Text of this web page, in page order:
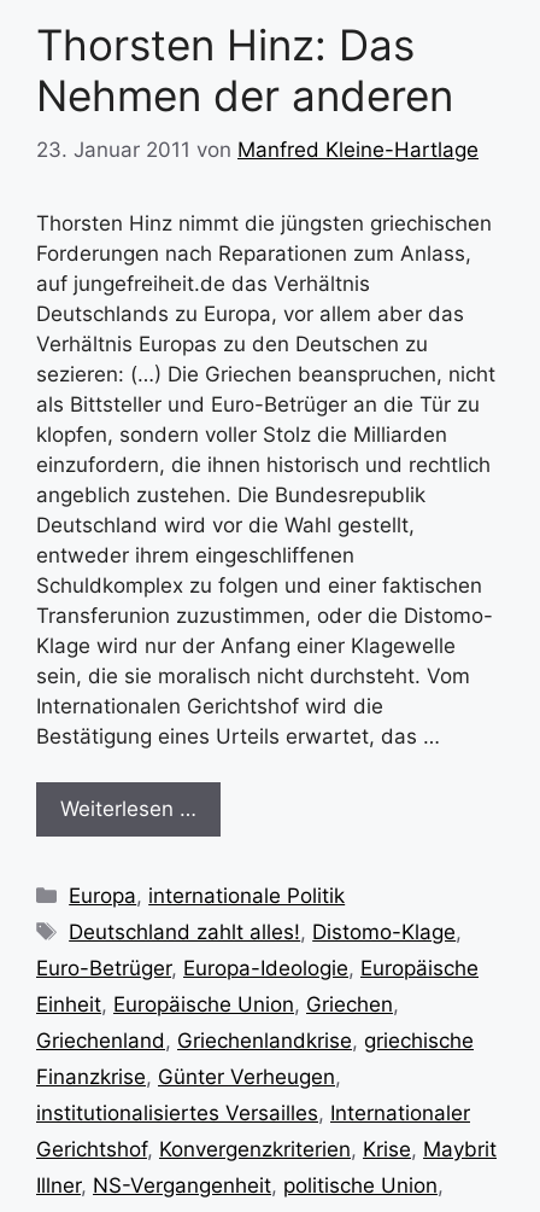
Thorsten Hinz: Das
Nehmen der anderen
23. Januar 2011 von Manfred Kleine-Hartlage
Thorsten Hinz nimmt die jüngsten griechischen
Forderungen nach Reparationen zum Anlass,
auf jungefreiheit.de das Verhältnis
Deutschlands zu Europa, vor allem aber das
Verhältnis Europas zu den Deutschen zu
sezieren: (…) Die Griechen beanspruchen, nicht
als Bittsteller und Euro-Betrüger an die Tür zu
klopfen, sondern voller Stolz die Milliarden
einzufordern, die ihnen historisch und rechtlich
angeblich zustehen. Die Bundesrepublik
Deutschland wird vor die Wahl gestellt,
entweder ihrem eingeschliffenen
Schuldkomplex zu folgen und einer faktischen
Transferunion zuzustimmen, oder die Distomo-
Klage wird nur der Anfang einer Klagewelle
sein, die sie moralisch nicht durchsteht. Vom
Internationalen Gerichtshof wird die
Bestätigung eines Urteils erwartet, das …
Weiterlesen …
Kategorien
Europa, internationale Politik
Schlagwörter
Deutschland zahlt alles!, Distomo-Klage,
Euro-Betrüger, Europa-Ideologie, Europäische
Einheit, Europäische Union, Griechen,
Griechenland, Griechenlandkrise, griechische
Finanzkrise, Günter Verheugen,
institutionalisiertes Versailles, Internationaler
Gerichtshof, Konvergenzkriterien, Krise, Maybrit
Illner, NS-Vergangenheit, politische Union,